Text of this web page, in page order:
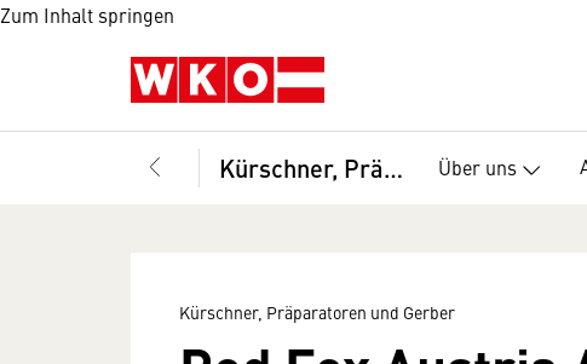
Zum Inhalt springen
Kürschner, Präparatoren und Gerber Über uns
Kürschner, Präparatoren und Gerber